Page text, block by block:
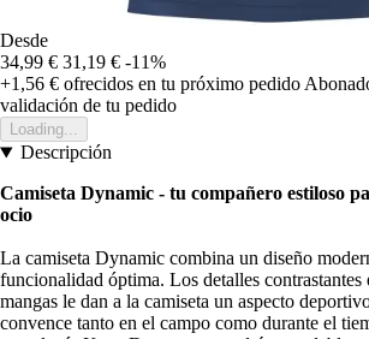
Desde
34,99 € 31,19 € -11%
+1,56 € ofrecidos en tu próximo pedido
validación de tu pedido
Loading...
Descripción
Camiseta Dynamic - tu compañero estiloso
ocio
La camiseta Dynamic combina un diseño
funcionalidad óptima. Los detalles contrastantes
mangas le dan a la camiseta un aspecto
convence tanto en el campo como durante el